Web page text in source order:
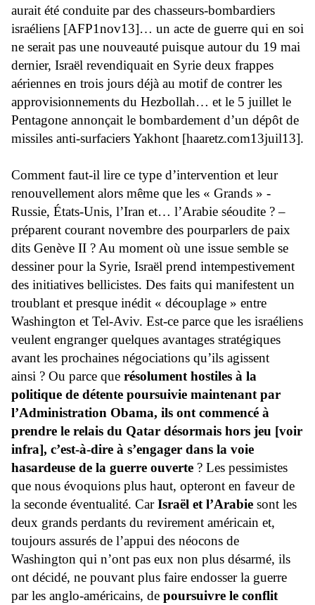
aurait été conduite par des chasseurs-bombardiers
israéliens [AFP1nov13]… un acte de guerre qui en soi
ne serait pas une nouveauté puisque autour du 19 mai
dernier, Israël revendiquait en Syrie deux frappes
aériennes en trois jours déjà au motif de contrer les
approvisionnements du Hezbollah… et le 5 juillet le
Pentagone annonçait le bombardement d’un dépôt de
missiles anti-surfaciers Yakhont [haaretz.com13juil13].
Comment faut-il lire ce type d’intervention et leur
renouvellement alors même que les « Grands » -
Russie, États-Unis, l’Iran et… l’Arabie séoudite ? –
préparent courant novembre des pourparlers de paix
dits Genève II ? Au moment où une issue semble se
dessiner pour la Syrie, Israël prend intempestivement
des initiatives bellicistes. Des faits qui manifestent un
troublant et presque inédit « découplage » entre
Washington et Tel-Aviv. Est-ce parce que les israéliens
veulent engranger quelques avantages stratégiques
avant les prochaines négociations qu’ils agissent
ainsi ? Ou parce que résolument hostiles à la
politique de détente poursuivie maintenant par
l’Administration Obama, ils ont commencé à
prendre le relais du Qatar désormais hors jeu [voir
infra], c’est-à-dire à s’engager dans la voie
hasardeuse de la guerre ouverte ? Les pessimistes
que nous évoquions plus haut, opteront en faveur de
la seconde éventualité. CarIsraël et l’Arabie sont les
deux grands perdants du revirement américain et,
toujours assurés de l’appui des néocons de
Washington qui n’ont pas eux non plus désarmé, ils
ont décidé, ne pouvant plus faire endosser la guerre
par les anglo-américains, de poursuivre le conflit